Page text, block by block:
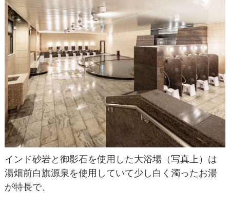
インド砂岩と御影石を使用した大浴場（写真上）は
湯畑前白旗源泉を使用していて少し白く濁ったお湯
が特長で、